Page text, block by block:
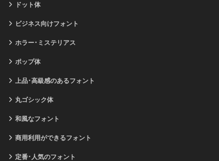
ドット体
ビジネス向けフォント
ホラー･ミステリアス
ポップ体
上品･高級感のあるフォント
丸ゴシック体
和風なフォント
商用利用ができるフォント
定番･人気のフォント